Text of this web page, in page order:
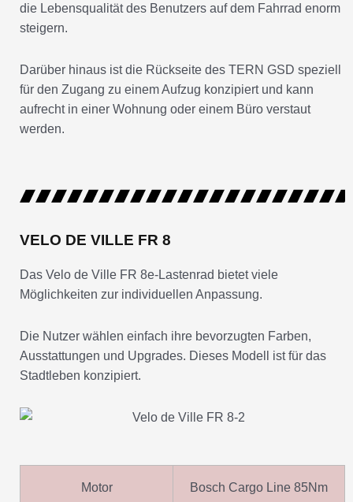
die Lebensqualität des Benutzers auf dem Fahrrad enorm
steigern.
Darüber hinaus ist die Rückseite des TERN GSD speziell
für den Zugang zu einem Aufzug konzipiert und kann
aufrecht in einer Wohnung oder einem Büro verstaut
werden.
VELO DE VILLE FR 8
Das Velo de Ville FR 8e-Lastenrad bietet viele
Möglichkeiten zur individuellen Anpassung.
Die Nutzer wählen einfach ihre bevorzugten Farben,
Ausstattungen und Upgrades. Dieses Modell ist für das
Stadtleben konzipiert.
Motor Bosch Cargo Line 85Nm